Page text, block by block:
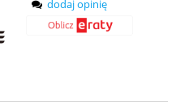
dodaj opinię